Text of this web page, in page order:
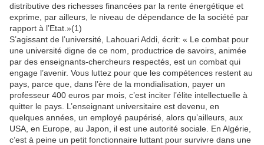
distributive des richesses financées par la rente énergétique et
exprime, par ailleurs, le niveau de dépendance de la société par
rapport à l’Etat.»(1)
S’agissant de l’université, Lahouari Addi, écrit: « Le combat pour
une université digne de ce nom, productrice de savoirs, animée
par des enseignants-chercheurs respectés, est un combat qui
engage l’avenir. Vous luttez pour que les compétences restent au
pays, parce que, dans l’ère de la mondialisation, payer un
professeur 400 euros par mois, c’est inciter l’élite intellectuelle à
quitter le pays. L’enseignant universitaire est devenu, en
quelques années, un employé paupérisé, alors qu’ailleurs, aux
USA, en Europe, au Japon, il est une autorité sociale. En Algérie,
c’est à peine un petit fonctionnaire luttant pour survivre dans une